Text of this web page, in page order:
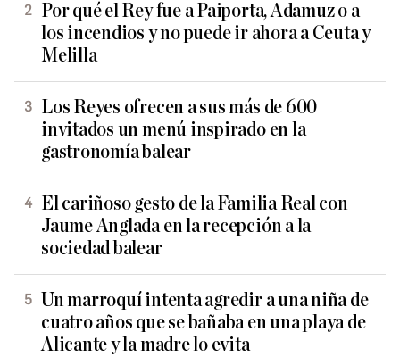
Por qué el Rey fue a Paiporta, Adamuz o a
los incendios y no puede ir ahora a Ceuta y
Melilla
Los Reyes ofrecen a sus más de 600
invitados un menú inspirado en la
gastronomía balear
El cariñoso gesto de la Familia Real con
Jaume Anglada en la recepción a la
sociedad balear
Un marroquí intenta agredir a una niña de
cuatro años que se bañaba en una playa de
Alicante y la madre lo evita